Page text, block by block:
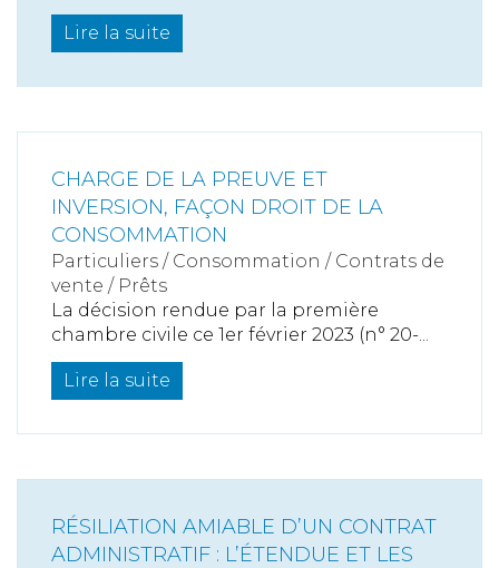
Lire la suite
CHARGE DE LA PREUVE ET
INVERSION, FAÇON DROIT DE LA
CONSOMMATION
Particuliers / Consommation / Contrats de
vente / Prêts
La décision rendue par la première
chambre civile ce 1er février 2023 (n° 20-...
Lire la suite
RÉSILIATION AMIABLE D’UN CONTRAT
ADMINISTRATIF : L’ÉTENDUE ET LES